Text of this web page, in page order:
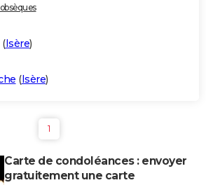
(Isère)
(Isère)
1
Carte de condoléances : envoyer
gratuitement une carte